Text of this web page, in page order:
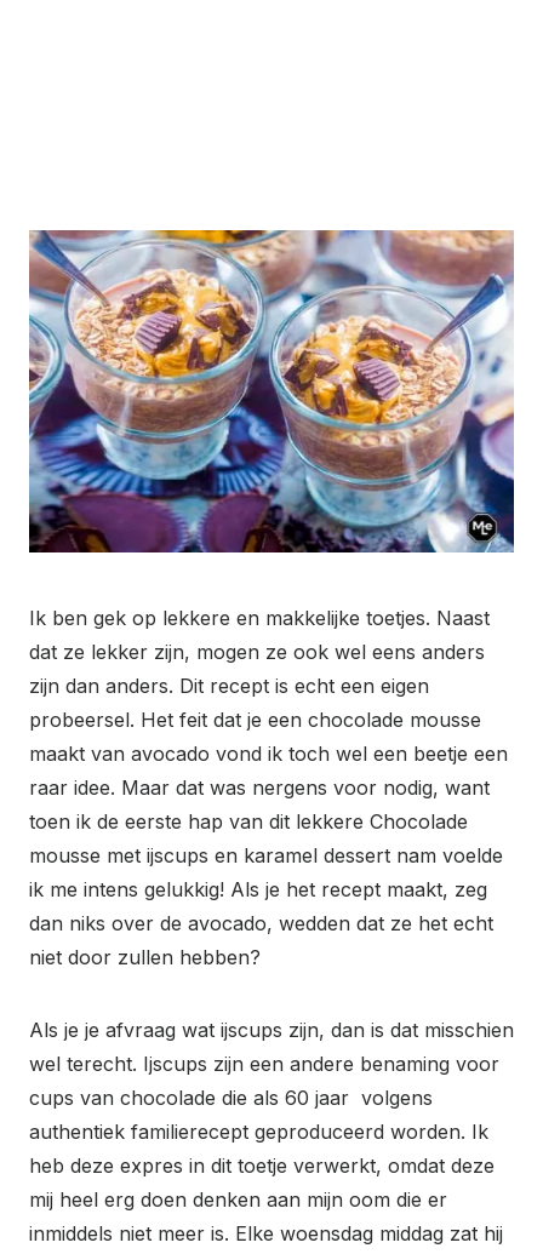
Ik ben gek op lekkere en makkelijke toetjes. Naast
dat ze lekker zijn, mogen ze ook wel eens anders
zijn dan anders. Dit recept is echt een eigen
probeersel. Het feit dat je een chocolade mousse
maakt van avocado vond ik toch wel een beetje een
raar idee. Maar dat was nergens voor nodig, want
toen ik de eerste hap van dit lekkere Chocolade
mousse met ijscups en karamel dessert nam voelde
ik me intens gelukkig! Als je het recept maakt, zeg
dan niks over de avocado, wedden dat ze het echt
niet door zullen hebben?
Als je je afvraag wat ijscups zijn, dan is dat misschien
wel terecht. Ijscups zijn een andere benaming voor
cups van chocolade die als 60 jaar volgens
authentiek familierecept geproduceerd worden. Ik
heb deze expres in dit toetje verwerkt, omdat deze
mij heel erg doen denken aan mijn oom die er
inmiddels niet meer is. Elke woensdag middag zat hij